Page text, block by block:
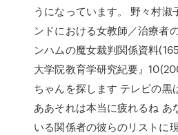
うになっています。 野々村淑
ンドにおける女教師／治療者
ンハムの魔女裁判関係資料
大学院教育学研究紀要』
ちゃんを探します テレビの黒
ああそれは本当に疲れるね あ
いる関係者の彼らのリストに